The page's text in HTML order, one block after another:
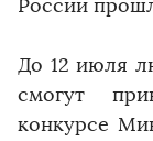
России
До 12 июля
смогут
конкурсе